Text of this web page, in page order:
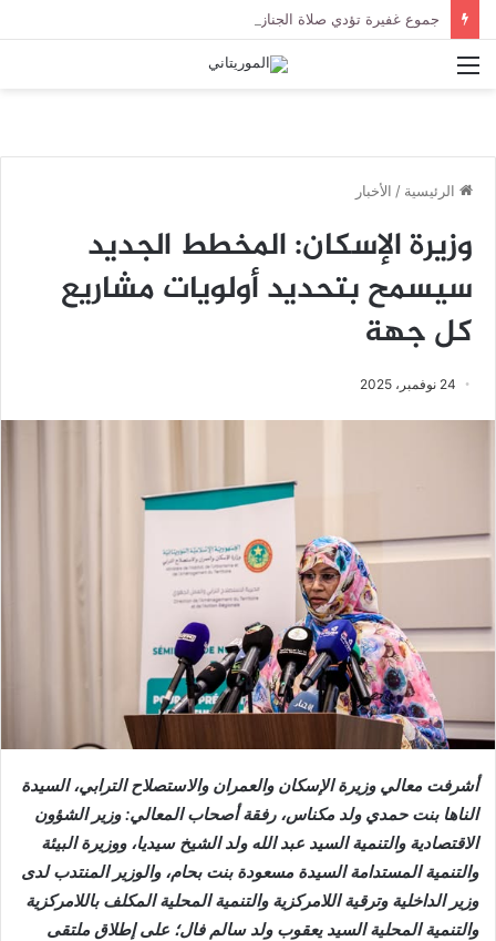
القائمة
الرئيسية / الأخبار
وزيرة الإسكان: المخطط الجديد
سيسمح بتحديد أولويات مشاريع
كل جهة
24 نوفمبر، 2025
أشرفت معالي وزيرة الإسكان والعمران والاستصلاح الترابي، السيدة
الناها بنت حمدي ولد مكناس، رفقة أصحاب المعالي: وزير الشؤون
الاقتصادية والتنمية السيد عبد الله ولد الشيخ سيديا، ووزيرة البيئة
والتنمية المستدامة السيدة مسعودة بنت بحام، والوزير المنتدب لدى
وزير الداخلية وترقية اللامركزية والتنمية المحلية المكلف باللامركزية
والتنمية المحلية السيد يعقوب ولد سالم فال؛ على إطلاق ملتقى